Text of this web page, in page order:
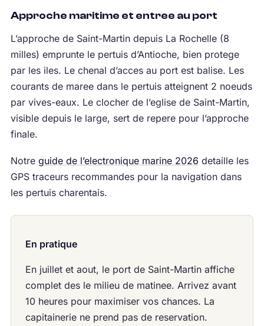
Approche maritime et entree au port
L’approche de Saint-Martin depuis La Rochelle (8
milles) emprunte le pertuis d’Antioche, bien protege
par les iles. Le chenal d’acces au port est balise. Les
courants de maree dans le pertuis atteignent 2 noeuds
par vives-eaux. Le clocher de l’eglise de Saint-Martin,
visible depuis le large, sert de repere pour l’approche
finale.
Notre guide de l’electronique marine 2026 detaille les
GPS traceurs recommandes pour la navigation dans
les pertuis charentais.
En pratique
En juillet et aout, le port de Saint-Martin affiche
complet des le milieu de matinee. Arrivez avant
10 heures pour maximiser vos chances. La
capitainerie ne prend pas de reservation.